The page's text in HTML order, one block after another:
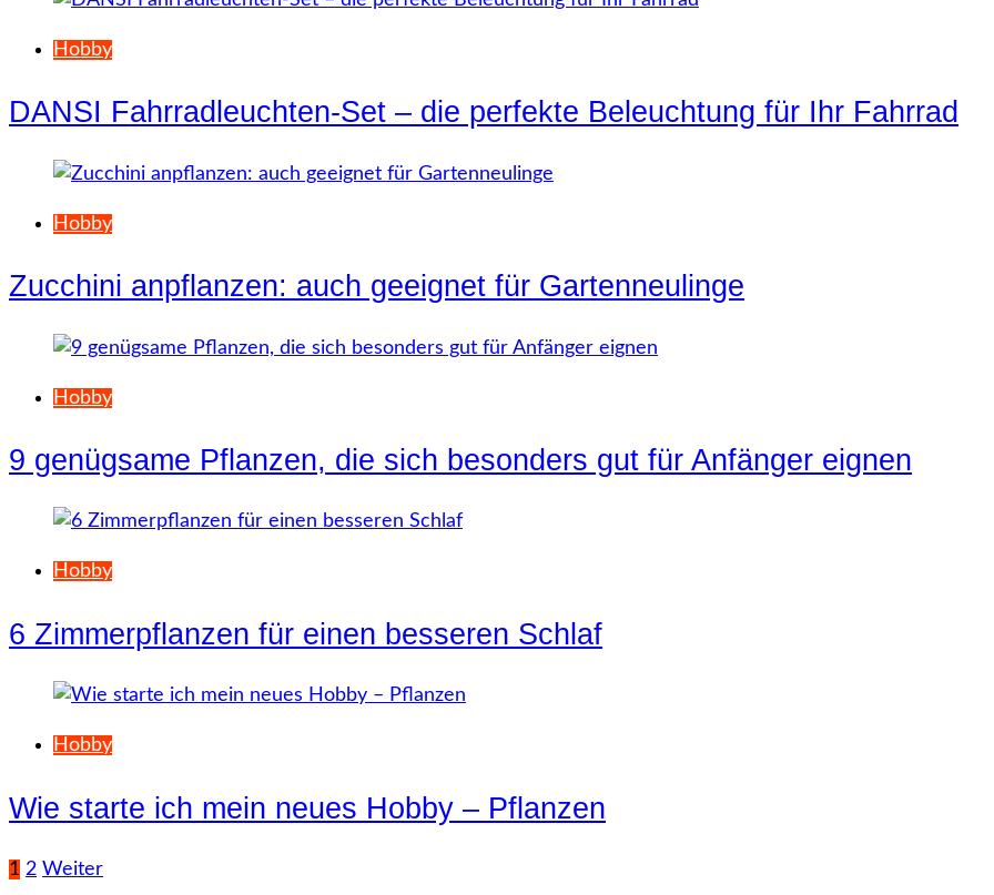
Hobby
DANSI Fahrradleuchten-Set – die perfekte Beleuchtung für Ihr Fahrrad
Hobby
Zucchini anpflanzen: auch geeignet für Gartenneulinge
Hobby
9 genügsame Pflanzen, die sich besonders gut für Anfänger eignen
Hobby
6 Zimmerpflanzen für einen besseren Schlaf
Hobby
Wie starte ich mein neues Hobby – Pflanzen
Seitennummerierung
1 2 Weiter